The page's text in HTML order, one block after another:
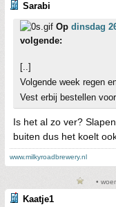
Sarabi
Op dinsdag
volgende:
[..]
Volgende week regen
Vest erbij bestellen
Is het al zo ver?
buiten dus het koelt
www.milkyroadbrewery.nl
•
Kaatje1